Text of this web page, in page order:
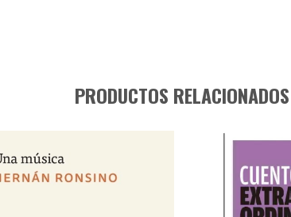
PRODUCTOS RELACIONADOS